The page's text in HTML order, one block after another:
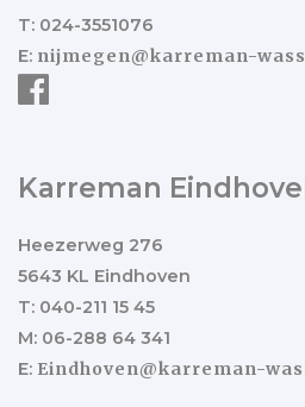
T: 024-3551076
E: nijmegen@karreman-
Karreman
Heezerweg 276
5643 KL Eindhoven
T: 040-211 15 45
M: 06-288 64 341
E: Eindhoven@karreman-